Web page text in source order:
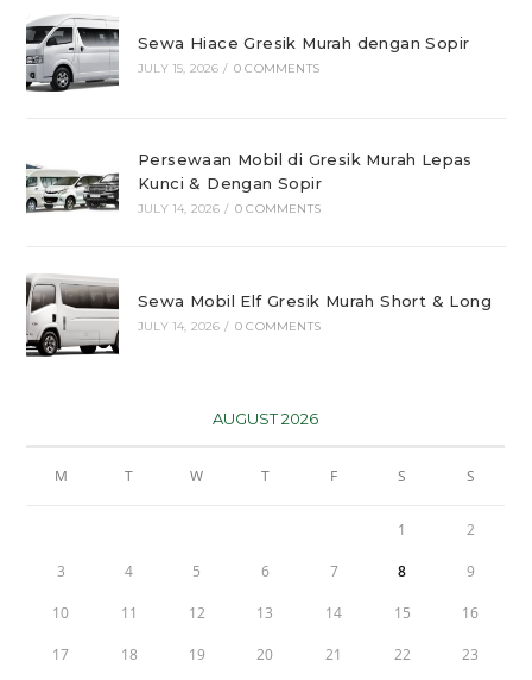
Sewa Hiace Gresik Murah dengan Sopir
JULY 15, 2026 / 0 COMMENTS
Persewaan Mobil di Gresik Murah Lepas
Kunci & Dengan Sopir
JULY 14, 2026 / 0 COMMENTS
Sewa Mobil Elf Gresik Murah Short & Long
JULY 14, 2026 / 0 COMMENTS
AUGUST 2026
M T W T F S S
1 2
3 4 5 6 7 8 9
10 11 12 13 14 15 16
17 18 19 20 21 22 23